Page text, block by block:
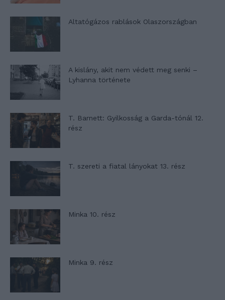
Altatógázos rablások Olaszországban
A kislány, akit nem védett meg senki –
Lyhanna története
T. Barnett: Gyilkosság a Garda-tónál 12.
rész
T. szereti a fiatal lányokat 13. rész
Minka 10. rész
Minka 9. rész